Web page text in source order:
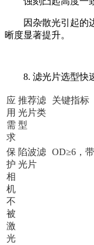
因杂散光引起的
晰度显著提升。
8. 滤光片选型快
应
用
需
求
推荐滤
光片类
型
关键指标
保
护
相
机
不
被
激
光
陷波滤
光片
OD≥6，